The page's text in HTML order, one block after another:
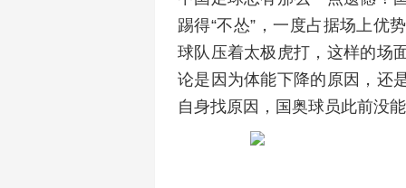
踢得“不怂”，一度占据场上优
球队压着太极虎打，这样的场
论是因为体能下降的原因，还
自身找原因，国奥球员此前没